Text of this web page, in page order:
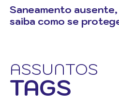
Saneamento
saiba como se
ASSUNTOS
TAGS